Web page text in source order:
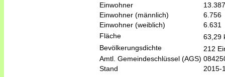
Einwohner
13.387
Einwohner (männlich)
6.756
Einwohner (weiblich)
6.631
Fläche
63,29
Bevölkerungsdichte
212
Amtl. Gemeindeschlüssel (AGS)
Stand
2015-